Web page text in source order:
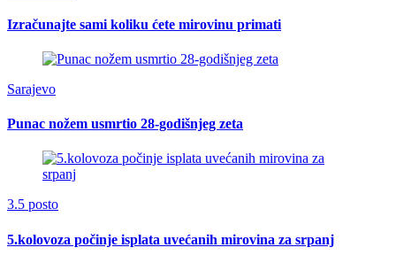
Izračunajte sami koliku ćete mirovinu primati
Sarajevo
Punac nožem usmrtio 28-godišnjeg zeta
3.5 posto
5.kolovoza počinje isplata uvećanih mirovina za srpanj